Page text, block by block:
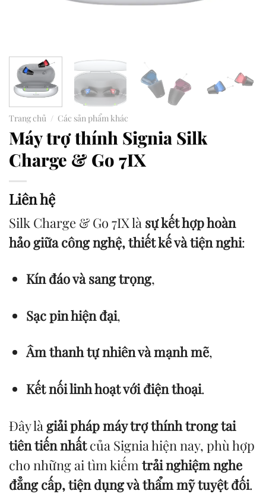
Trang chủ / Các sản phẩm khác
Máy trợ thính Signia Silk
Charge & Go 7IX
Liên hệ
Silk Charge & Go 7IX là sự kết hợp hoàn
hảo giữa công nghệ, thiết kế và tiện nghi:
Kín đáo và sang trọng,
Sạc pin hiện đại,
Âm thanh tự nhiên và mạnh mẽ,
Kết nối linh hoạt với điện thoại.
Đây là giải pháp máy trợ thính trong tai
tiên tiến nhấtcủa Signia hiện nay, phù hợp
cho những ai tìm kiếm trải nghiệm nghe
đẳng cấp, tiện dụng và thẩm mỹ tuyệt đối.